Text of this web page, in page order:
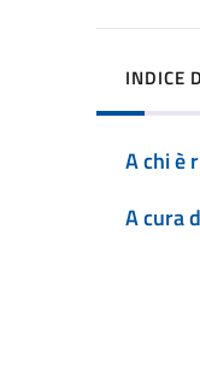
INDICE
A chi è
A cura